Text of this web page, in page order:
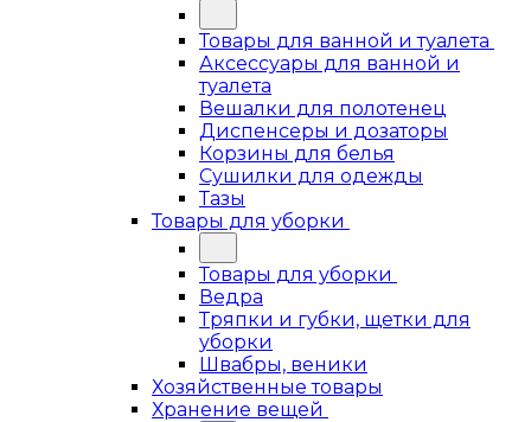
Товары для ванной и туалета
Аксессуары для ванной и
туалета
Вешалки для полотенец
Диспенсеры и дозаторы
Корзины для белья
Сушилки для одежды
Тазы
Товары для уборки
Товары для уборки
Ведра
Тряпки и губки, щетки для
уборки
Швабры, веники
Хозяйственные товары
Хранение вещей